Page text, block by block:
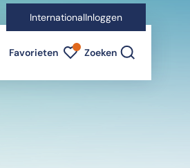
InternationalInloggen
Favorieten Favorieten indicator
Zoeken